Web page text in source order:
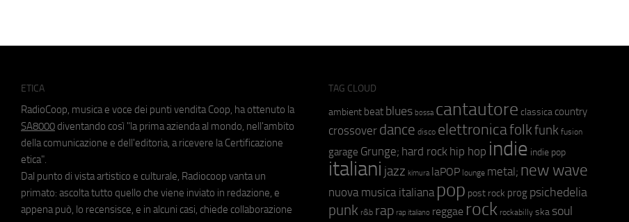
ETICA
RadioCoop, musica e voce dei punti vendita Coop, ha ottenuto la
SA8000 diventando così "la prima azienda al mondo, nell'ambito
della comunicazione e dell'editoria, a ricevere la Certificazione
etica".
Dal punto di vista artistico e culturale, Radiocoop vanta un
primato: ascolta tutto quello che viene inviato in redazione, e
appena può, lo recensisce, e in alcuni casi, chiede collaborazione
TAG CLOUD
ambient beat blues bossa cantautore classica country
crossover dance disco elettronicafolkfunk fusion
garage Grunge; hard rock hip hop indie indie pop
italiani jazz kimura laPOP lounge metal; new wave
nuova musica italiana pop post rock prog psichedelia
punk r&b rap rap italiano reggae rock rockabilly ska soul